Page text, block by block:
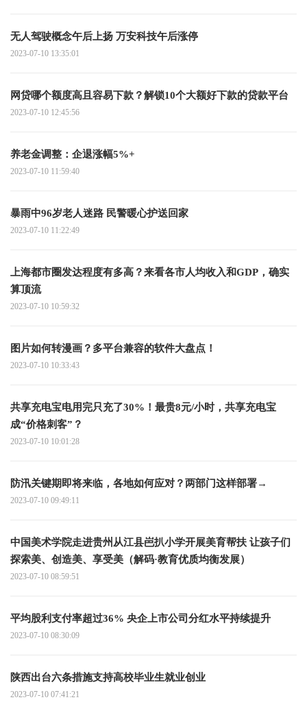
无人驾驶概念午后上扬 万安科技午后涨停
2023-07-10 13:35:01
网贷哪个额度高且容易下款？解锁10个大额好下款的贷款平台
2023-07-10 12:45:56
养老金调整：企退涨幅5%+
2023-07-10 11:59:40
暴雨中96岁老人迷路 民警暖心护送回家
2023-07-10 11:22:49
上海都市圈发达程度有多高？来看各市人均收入和GDP，确实
算顶流
2023-07-10 10:59:32
图片如何转漫画？多平台兼容的软件大盘点！
2023-07-10 10:33:43
共享充电宝电用完只充了30%！最贵8元/小时，共享充电宝
成“价格刺客”？
2023-07-10 10:01:28
防汛关键期即将来临，各地如何应对？两部门这样部署→
2023-07-10 09:49:11
中国美术学院走进贵州从江县岜扒小学开展美育帮扶 让孩子们
探索美、创造美、享受美（解码·教育优质均衡发展）
2023-07-10 08:59:51
平均股利支付率超过36% 央企上市公司分红水平持续提升
2023-07-10 08:30:09
陕西出台六条措施支持高校毕业生就业创业
2023-07-10 07:41:21